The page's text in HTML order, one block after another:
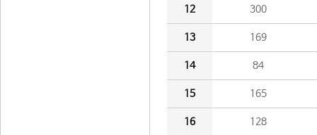
12 300
13 169
14 84
15 165
16 128